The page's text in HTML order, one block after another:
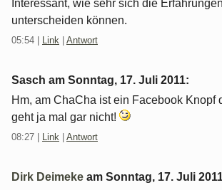
Interessant, wie sehr sich die Erfahrungen
unterscheiden können.
05:54 Link Antwort
Sasch am Sonntag, 17. Juli 2011:
Hm, am ChaCha ist ein Facebook Knopf
geht ja mal gar nicht!
08:27 Link Antwort
Dirk Deimeke am Sonntag, 17. Juli